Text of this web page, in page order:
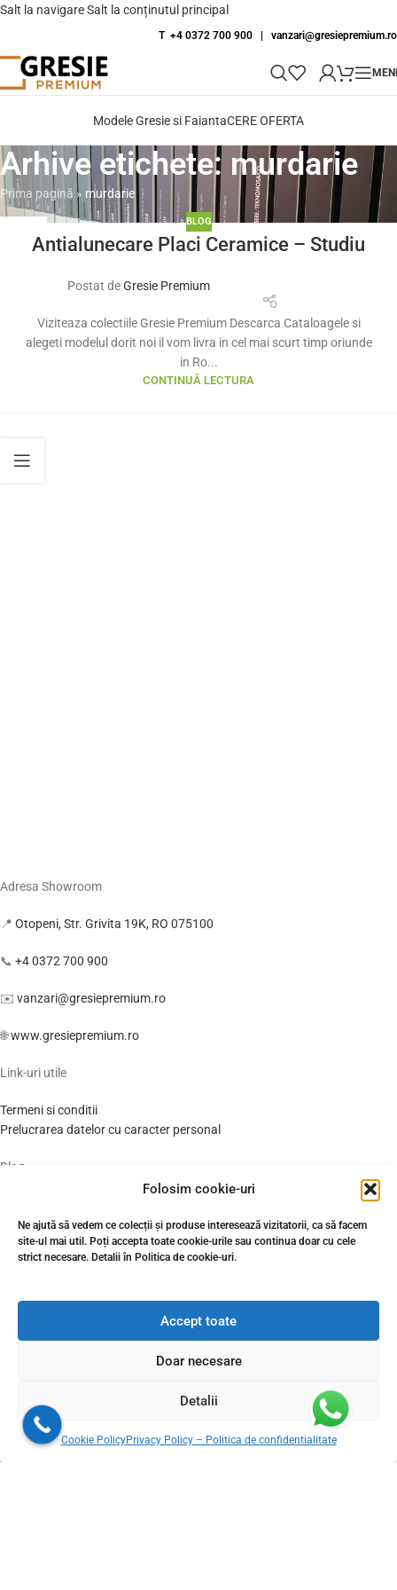
Folosim cookie-uri
Ne ajută să vedem ce colecții și produse interesează vizitatorii, ca să facem
site-ul mai util. Poți accepta toate cookie-urile sau continua doar cu cele
strict necesare. Detalii în Politica de cookie-uri.
Accept toate
Doar necesare
Detalii
Cookie PolicyPrivacy Policy – Politica de confidentialitate
Salt la navigareSalt la conținutul principal
T +4 0372 700 900 | vanzari@gresiepremium.ro
Modele Gresie si FaiantaCERE OFERTA
Arhive etichete: murdarie
Prima pagină » murdarie
OCT.
BLOG
Antialunecare Placi Ceramice – Studiu
Postat de Gresie Premium
Viziteaza colectiile Gresie Premium Descarca Cataloagele si
alegeti modelul dorit noi il vom livra in cel mai scurt timp oriunde
in Ro...
CONTINUĂ LECTURA
Adresa Showroom
📍 Otopeni, Str. Grivita 19K, RO 075100
📞 +4 0372 700 900
✉️ vanzari@gresiepremium.ro
🌐www.gresiepremium.ro
Link-uri utile
Termeni si conditii
Prelucrarea datelor cu caracter personal
Blog
Modele gresie aspect lemn pro sau contra calitate sau compromis
Gresie premium de calitate superioară: O alegere excelentă pentru